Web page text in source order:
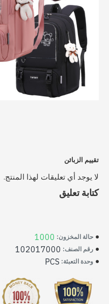
تقييم الزبائن
لا يوجد أي تعليقات لهذا المنتج.
كتابة تعليق
حالة المخزون: 1000
رقم الصنف: 102017000
وحدة التعبئة: PCS